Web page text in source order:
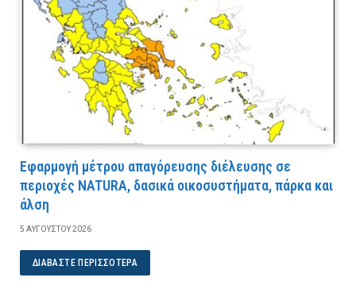
Εφαρμογή μέτρου απαγόρευσης διέλευσης σε
περιοχές NATURA, δασικά οικοσυστήματα, πάρκα και
άλση
5 ΑΥΓΟΎΣΤΟΥ 2026
ΔΙΑΒΆΣΤΕ ΠΕΡΙΣΣΌΤΕΡΑ